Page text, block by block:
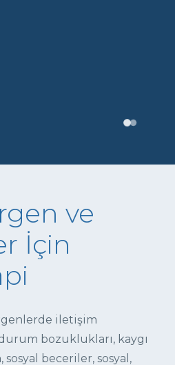
ve
İçin
iletişim
bozuklukları, kaygı
beceriler, sosyal,